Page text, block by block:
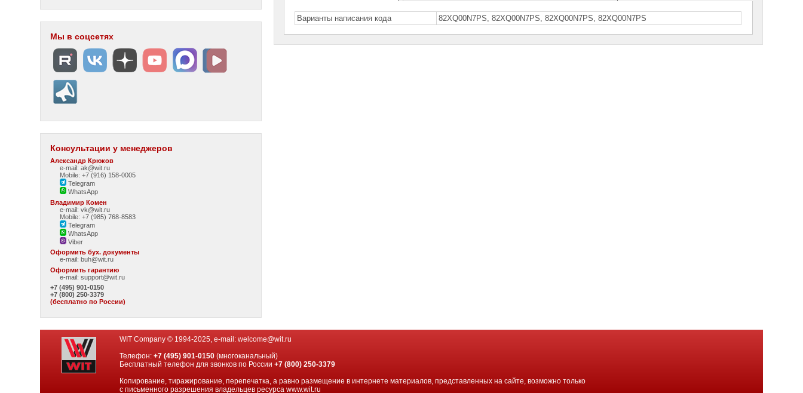
Мы в соцсетях
Консультации у менеджеров
Александр Крюков
e-mail: ak@wit.ru
Mobile: +7 (916) 158-0005
Telegram
WhatsApp
Владимир Комен
e-mail: vk@wit.ru
Mobile: +7 (985) 768-8583
Telegram
WhatsApp
Viber
Оформить бух. документы
e-mail:buh@wit.ru
Оформить гарантию
e-mail:support@wit.ru
+7 (495) 901-0150
+7 (800) 250-3379
(бесплатно по России)
Варианты написания кода 82XQ00N7PS, 82XQ00N7PS, 82XQ00N7РS, 82ХQ00N7РS
WIT Company © 1994-2025, e-mail: welcome@wit.ru
Телефон:+7 (495) 901-0150 (многоканальный)
Бесплатный телефон для звонков по России+7 (800) 250-3379
Копирование, тиражирование, перепечатка, а равно размещение в интернете материалов, представленных на сайте, возможно только
с письменного разрешения владельцев ресурса www.wit.ru